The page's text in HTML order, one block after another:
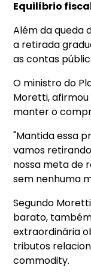
Equilíbrio
Além da queda
a retirada
as contas
O ministro do
Moretti,
manter o
"Mantida essa
vamos
nossa meta de
sem nenhuma
Segundo
barato,
extraordinária
tributos
commodity.